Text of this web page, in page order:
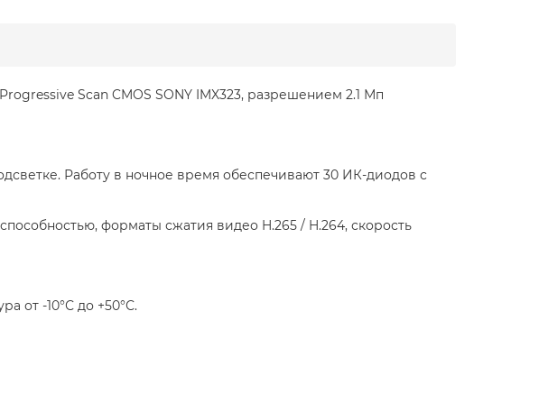
Scan CMOS SONY IMX323, разрешением 2.1 Мп
Работу в ночное время обеспечивают 30 ИК-диодов с
форматы сжатия видео H.265 / H.264, скорость
от -10°С до +50°С.